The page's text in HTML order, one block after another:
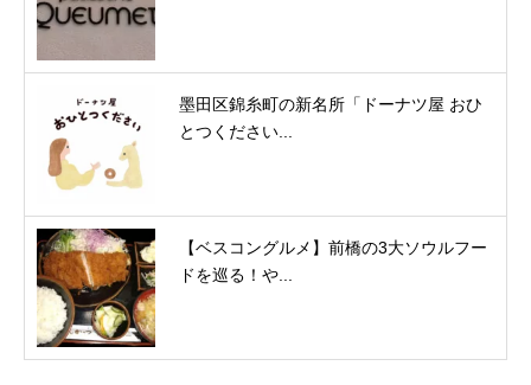
墨田区錦糸町の新名所「ドーナツ屋 おひ
とつください...
【ベスコングルメ】前橋の3大ソウルフー
ドを巡る！や...